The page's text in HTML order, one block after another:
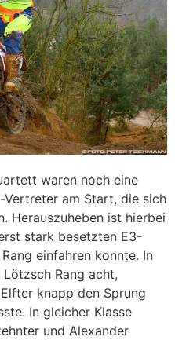
waren noch eine
Vertreter am Start, die sich
Herauszuheben ist hierbei
stark besetzten E3-
einfahren konnte. In
Rang acht,
knapp den Sprung
In gleicher Klasse
und Alexander